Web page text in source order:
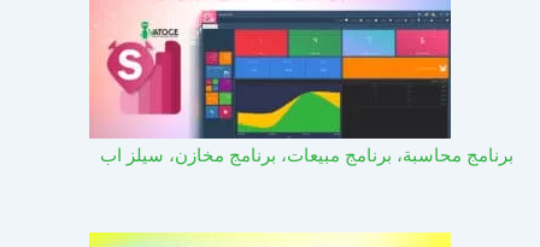
برنامج محاسبة، برنامج مبيعات، برنامج مخازن، سيلز اب